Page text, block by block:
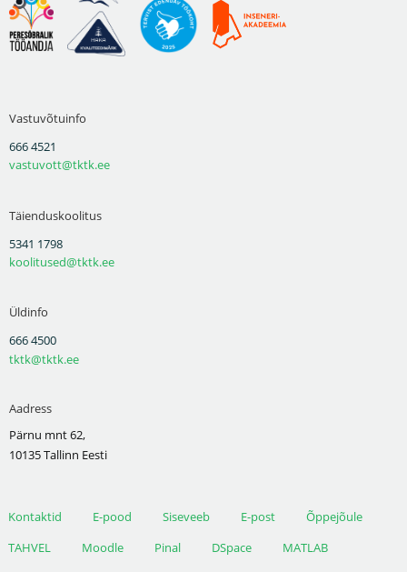
Vastuvõtuinfo
666 4521
vastuvott@tktk.ee
Täienduskoolitus
5341 1798
koolitused@tktk.ee
Üldinfo
666 4500
tktk@tktk.ee
Aadress
Pärnu mnt 62,
10135 Tallinn Eesti
Kontaktid E-pood Siseveeb E-post
Õppejõule
TAHVEL
Moodle Pinal DSpace MATLAB